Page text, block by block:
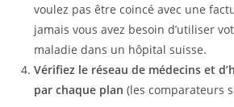
voulez pas être coincé avec une
jamais vous avez besoin d’utiliser
maladie dans un hôpital suisse.
Vérifiez le réseau de médecins et
par chaque plan (les comparateurs